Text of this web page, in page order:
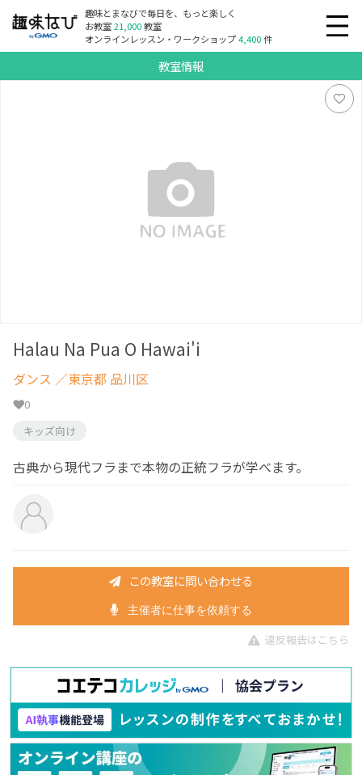
趣味とまなびで毎日を、もっと楽しく
お教室21,000教室
オンラインレッスン・ワークショップ4,400件
教室情報
Halau Na Pua O Hawai'i
ダンス ／東京都 品川区
0
キッズ向け
古典から現代フラまで本物の正統フラが学べます。
この教室に問い合わせる
主催者に仕事を依頼する
違反報告はこちら